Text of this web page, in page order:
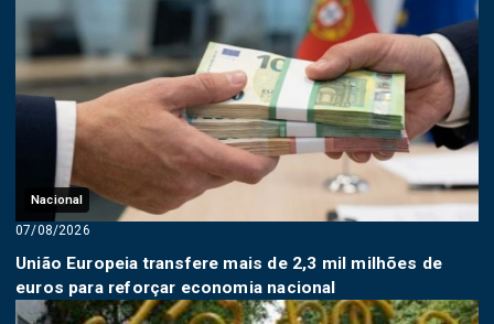
Nacional
07/08/2026
União Europeia transfere mais de 2,3 mil milhões de
euros para reforçar economia nacional